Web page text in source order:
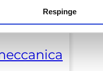
Respinge